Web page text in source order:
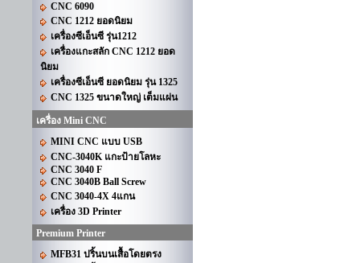
CNC 6090
CNC 1212 ยอดนิยม
เครื่องซีเอ็นซี รุ่น1212
เครื่องแกะสลัก CNC 1212 ยอด
นิยม
เครื่องซีเอ็นซี ยอดนิยม รุ่น 1325
CNC 1325 ขนาดใหญ่ เต็มแผ่น
เครื่อง Mini CNC
MINI CNC แบบ USB
CNC-3040K แกะป้ายโลหะ
CNC 3040 F
CNC 3040B Ball Screw
CNC 3040-4X 4แกน
เครื่อง 3D Printer
Premium Printer
MFB31 ปริ้นบนเสื้อโดยตรง